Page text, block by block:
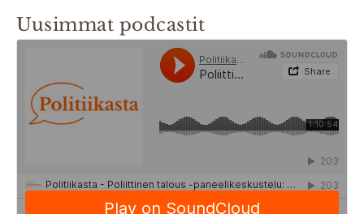
Uusimmat podcastit